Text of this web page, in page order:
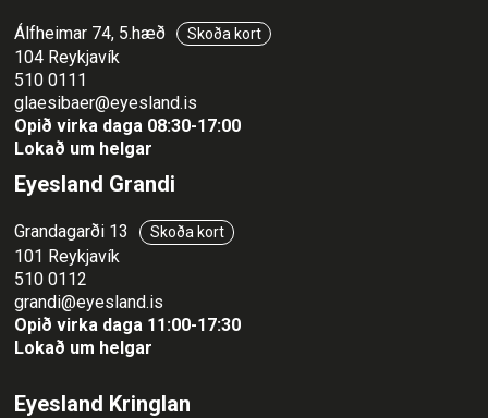
Álfheimar 74, 5.hæð Skoða kort
104 Reykjavík
510 0111
glaesibaer@eyesland.is
Opið virka daga 08:30-17:00
Lokað um helgar
Eyesland Grandi
Grandagarði 13 Skoða kort
101 Reykjavík
510 0112
grandi@eyesland.is
Opið virka daga 11:00-17:30
Lokað um helgar
Eyesland Kringlan